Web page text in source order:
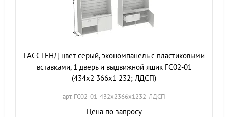
ГАССТЕНД цвет серый, экономпанель с пластиковыми
вставками, 1 дверь и выдвижной ящик ГС02-01
(434х2 366х1 232; ЛДСП)
арт. ГС02-01-432х2366х1232-ЛДСП
Цена по запросу